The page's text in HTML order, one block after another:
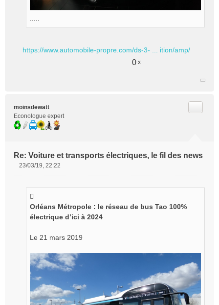
https://www.automobile-propre.com/ds-3- ... ition/amp/
0 x
moinsdewatt
Econologue expert
Re: Voiture et transports électriques, le fil des news
23/03/19, 22:22
Orléans Métropole : le réseau de bus Tao 100%
électrique d’ici à 2024
Le 21 mars 2019